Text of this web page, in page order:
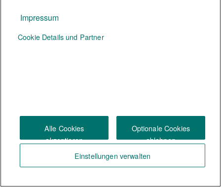
sorgt.
5 Min.
Social Media
Impressum
Cookie Details und Partner
Alle Cookies
akzeptieren
Optionale Cookies
ablehnen
Einstellungen verwalten